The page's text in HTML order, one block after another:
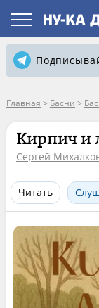
Главная > Басни >
Кирпич и
Сергей
Читать